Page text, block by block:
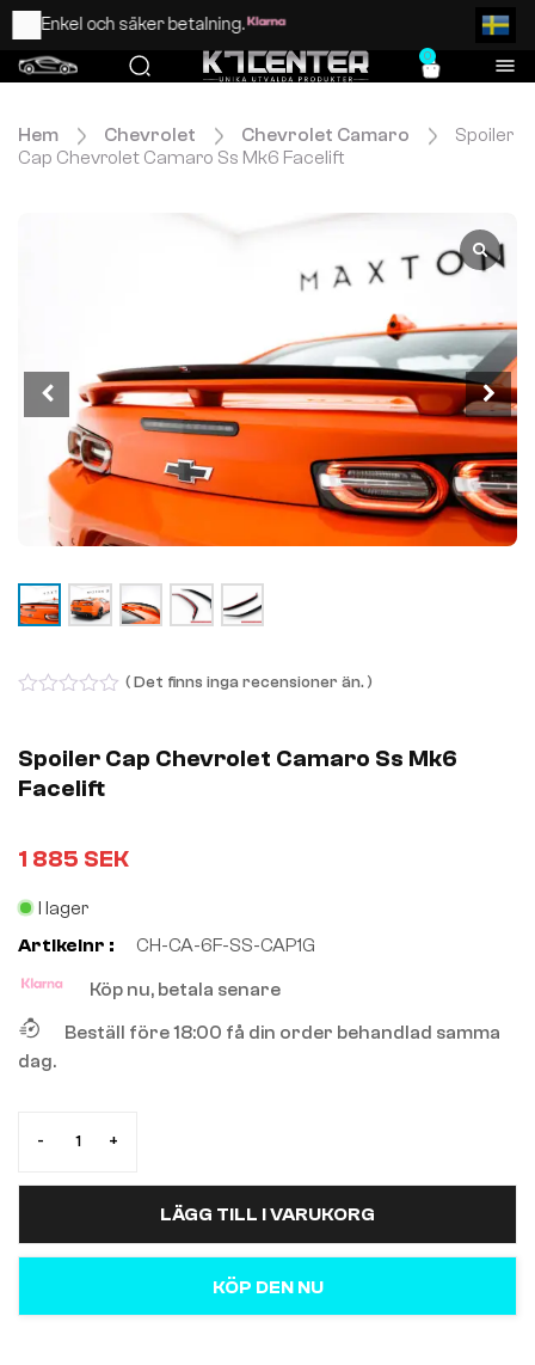
Enkel och säker betalning.
0
Hem Chevrolet Chevrolet Camaro
Spoiler
Cap Chevrolet Camaro Ss Mk6 Facelift
of
5
( Det finns inga recensioner än. )
Spoiler Cap Chevrolet Camaro Ss Mk6
Facelift
1 885 SEK
I lager
Artikelnr :
CH-CA-6F-SS-CAP1G
Köp nu, betala senare
Beställ före 18:00 få din order behandlad samma
dag.
- +
LÄGG TILL I VARUKORG
KÖP DEN NU